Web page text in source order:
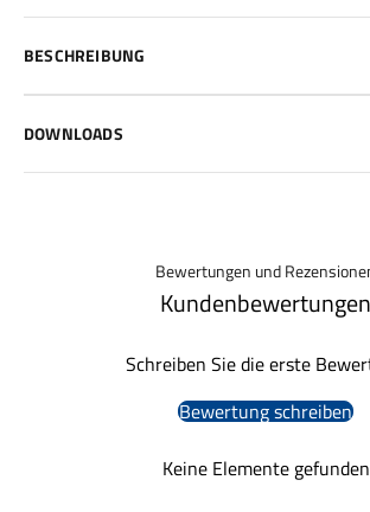
BESCHREIBUNG
DOWNLOADS
Bewertungen und
Kundenbewertungen
Schreiben Sie die erste
Bewertung schreiben
Keine Elemente gefunden